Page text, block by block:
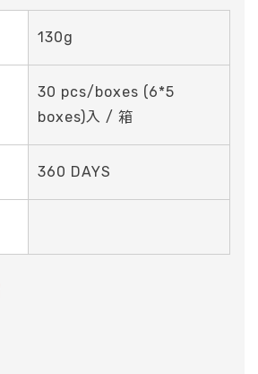
130g
30 pcs/boxes (6*5
boxes)入 / 箱
360 DAYS